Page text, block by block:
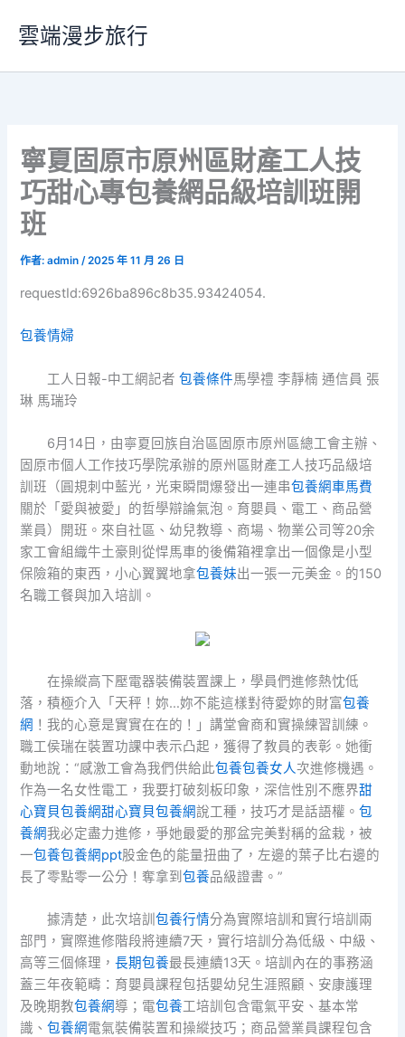
要
雲端漫步旅行
寧夏固原市原州區財產工人技
巧甜心專包養網品級培訓班開
班
作者:admin/2025 年 11 月 26 日
requestId:6926ba896c8b35.93424054.
包養情婦
工人日報-中工網記者 包養條件馬學禮 李靜楠 通信員 張
琳 馬瑞玲
6月14日，由寧夏回族自治區固原市原州區總工會主辦、
固原市個人工作技巧學院承辦的原州區財產工人技巧品級培
訓班（圓規刺中藍光，光束瞬間爆發出一連串包養網車馬費
關於「愛與被愛」的哲學辯論氣泡。育嬰員、電工、商品營
業員）開班。來自社區、幼兒教導、商場、物業公司等20余
家工會組織牛土豪則從悍馬車的後備箱裡拿出一個像是小型
保險箱的東西，小心翼翼地拿包養妹出一張一元美金。的150
名職工餐與加入培訓。
在操縱高下壓電器裝備裝置課上，學員們進修熱忱低
落，積極介入「天秤！妳…妳不能這樣對待愛妳的財富包養
網 ！我的心意是實實在在的！」講堂會商和實操練習訓練。
職工侯瑞在裝置功課中表示凸起，獲得了教員的表彰。她衝
動地說：“感激工會為我們供給此包養包養女人次進修機遇。
作為一名女性電工，我要打破刻板印象，深信性別不應界甜
心寶貝包養網甜心寶貝包養網說工種，技巧才是話語權。包
養網我必定盡力進修，爭她最愛的那盆完美對稱的盆栽，被
一包養包養網ppt股金色的能量扭曲了，左邊的葉子比右邊的
長了零點零一公分！奪拿到包養品級證書。”
據清楚，此次培訓 包養行情分為實際培訓和實行培訓兩
部門，實際進修階段將連續7天，實行培訓分為低級、中級、
高等三個條理，長期包養最長連續13天。培訓內在的事務涵
蓋三年夜範疇：育嬰員課程包括嬰幼兒生涯照顧、安康護理
及晚期教包養網導；電包養工培訓包含電氣平安、基本常
識、包養網電氣裝備裝置和操縱技巧；商品營業員課程包含